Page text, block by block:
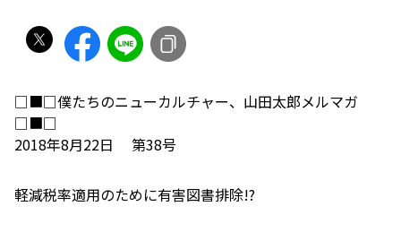
□■□僕たちのニューカルチャー、山田太郎メルマガ
□■□
2018年8月22日 第38号
軽減税率適用のために有害図書排除!?